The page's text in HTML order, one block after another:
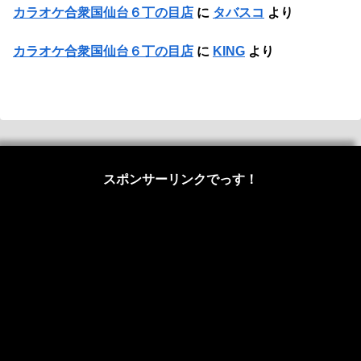
カラオケ合衆国仙台６丁の目店 に タバスコ より
カラオケ合衆国仙台６丁の目店 に KING より
スポンサーリンクでっす！